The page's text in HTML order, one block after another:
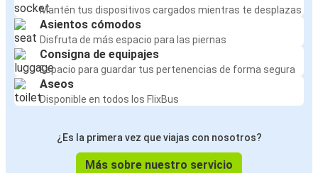
Mantén tus dispositivos cargados mientras te desplazas
Asientos cómodos
Disfruta de más espacio para las piernas
Consigna de equipajes
Espacio para guardar tus pertenencias de forma segura
Aseos
Disponible en todos los FlixBus
¿Es la primera vez que viajas con nosotros?
Más sobre nuestro servicio